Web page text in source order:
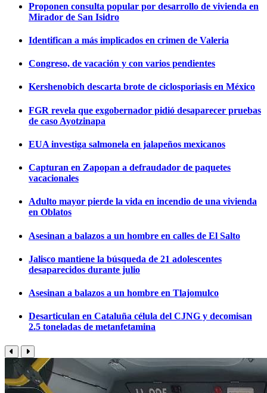
Proponen consulta popular por desarrollo de vivienda en
Mirador de San Isidro
Identifican a más implicados en crimen de Valeria
Congreso, de vacación y con varios pendientes
Kershenobich descarta brote de ciclosporiasis en México
FGR revela que exgobernador pidió desaparecer pruebas
de caso Ayotzinapa
EUA investiga salmonela en jalapeños mexicanos
Capturan en Zapopan a defraudador de paquetes
vacacionales
Adulto mayor pierde la vida en incendio de una vivienda
en Oblatos
Asesinan a balazos a un hombre en calles de El Salto
Jalisco mantiene la búsqueda de 21 adolescentes
desaparecidos durante julio
Asesinan a balazos a un hombre en Tlajomulco
Desarticulan en Cataluña célula del CJNG y decomisan
2.5 toneladas de metanfetamina